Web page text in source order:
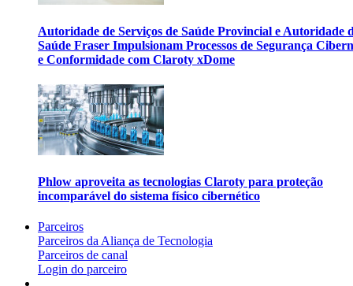
Autoridade de Serviços de Saúde Provincial e Autoridade
Saúde Fraser Impulsionam Processos de Segurança
e Conformidade com Claroty xDome
Phlow aproveita as tecnologias Claroty para proteção
incomparável do sistema físico cibernético
Parceiros
Parceiros da Aliança de Tecnologia
Parceiros de canal
Login do parceiro